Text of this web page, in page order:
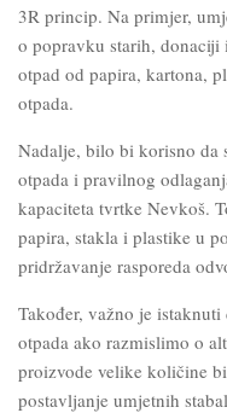
3R princip. Na primjer,
o popravku starih,
otpad od papira, kartona,
otpada.
Nadalje, bilo bi korisno da
otpada i pravilnog
kapaciteta tvrtke Nevkoš.
papira, stakla i plastike u
pridržavanje rasporeda
Također, važno je
otpada ako razmislimo o
proizvode velike količine
postavljanje umjetnih